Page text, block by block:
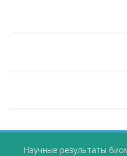
Научные результаты